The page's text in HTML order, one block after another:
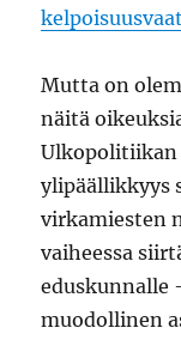
Mutta on
näitä
Ulkopolitiikan
ylipäällikkyys
virkamiesten
vaiheessa
eduskunnalle
muodollinen